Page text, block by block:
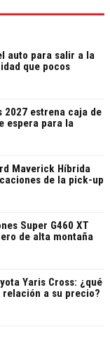
auto para salir a la
que pocos
2027 estrena caja de
espera para la
Maverick Híbrida
de la pick-up
Super G460 XT
de alta montaña
Yaris Cross: ¿qué
a su precio?